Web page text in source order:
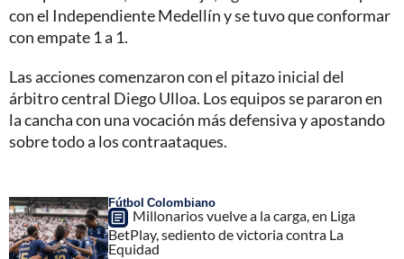
con el Independiente Medellín y se tuvo que conformar
con empate 1 a 1.
Las acciones comenzaron con el pitazo inicial del
árbitro central Diego Ulloa. Los equipos se pararon en
la cancha con una vocación más defensiva y apostando
sobre todo a los contraataques.
Fútbol Colombiano
Millonarios vuelve a la carga, en Liga
BetPlay, sediento de victoria contra La
Equidad